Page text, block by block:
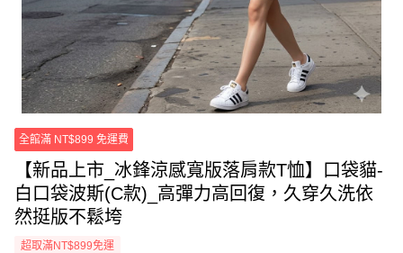
全館滿 NT$899 免運費
【新品上市_冰鋒涼感寬版落肩款T恤】口袋貓-
白口袋波斯(C款)_高彈力高回復，久穿久洗依
然挺版不鬆垮
超取滿NT$899免運